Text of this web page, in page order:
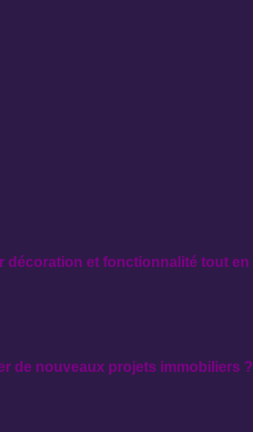
décoration et fonctionnalité tout en
de nouveaux projets immobiliers ?